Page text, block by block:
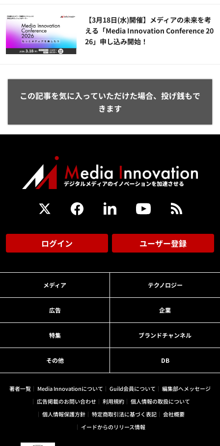
【3月18日(水)開催】メディアの未来を考
える「Media Innovation Conference 20
26」申し込み開始！
この記事を気に入っていただけた場合、投げ銭もで
きます
ログイン ユーザー登録
メディア テクノロジー
広告 企業
特集 ブランドチャンネル
その他 DB
著者一覧 Media Innovationについて Guild会員について
編集部へメッセージ
広告掲載のお問い合わせ
利用規約
個人情報の取扱について
個人情報保護方針
特定商取引法に基づく表記
会社概要
イードからのリリース情報